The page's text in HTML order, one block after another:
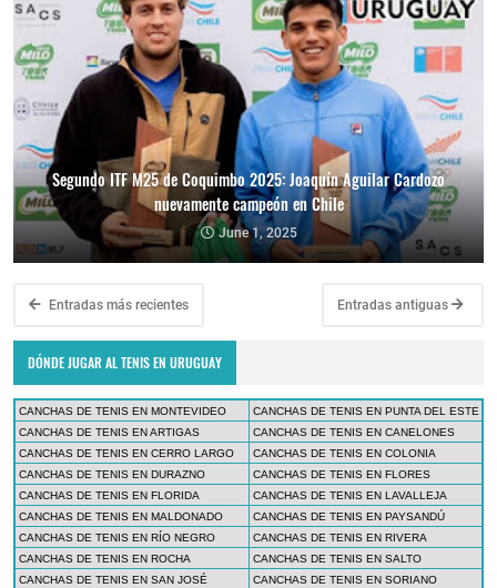
Segundo ITF M25 de Coquimbo 2025: Joaquín Aguilar Cardozo
nuevamente campeón en Chile
June 1, 2025
Entradas más recientes Entradas antiguas
DÓNDE JUGAR AL TENIS EN URUGUAY
CANCHAS DE TENIS EN MONTEVIDEO
CANCHAS DE TENIS EN PUNTA DEL ESTE
CANCHAS DE TENIS EN ARTIGAS
CANCHAS DE TENIS EN CANELONES
CANCHAS DE TENIS EN CERRO LARGO
CANCHAS DE TENIS EN COLONIA
CANCHAS DE TENIS EN DURAZNO
CANCHAS DE TENIS EN FLORES
CANCHAS DE TENIS EN FLORIDA
CANCHAS DE TENIS EN LAVALLEJA
CANCHAS DE TENIS EN MALDONADO
CANCHAS DE TENIS EN PAYSANDÚ
CANCHAS DE TENIS EN RÍO NEGRO
CANCHAS DE TENIS EN RIVERA
CANCHAS DE TENIS EN ROCHA
CANCHAS DE TENIS EN SALTO
CANCHAS DE TENIS EN SAN JOSÉ
CANCHAS DE TENIS EN SORIANO